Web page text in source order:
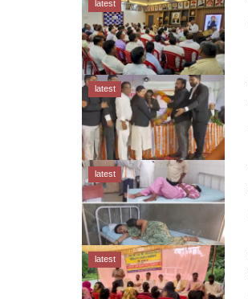
latest
latest
latest
latest